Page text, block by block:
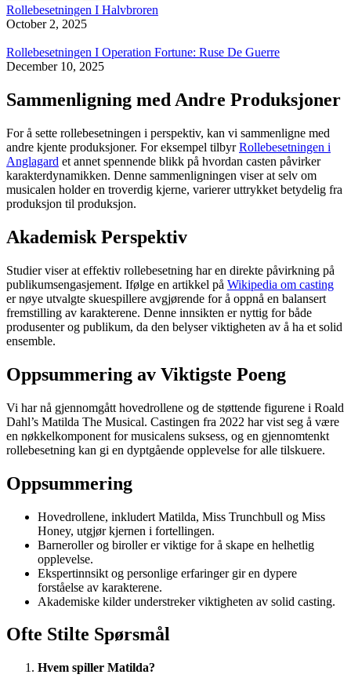
Rollebesetningen I Halvbroren
October 2, 2025
Rollebesetningen I Operation Fortune: Ruse De Guerre
December 10, 2025
Sammenligning med Andre Produksjoner
For å sette rollebesetningen i perspektiv, kan vi sammenligne med
andre kjente produksjoner. For eksempel tilbyrRollebesetningen i
Anglagard et annet spennende blikk på hvordan casten påvirker
karakterdynamikken. Denne sammenligningen viser at selv om
musicalen holder en troverdig kjerne, varierer uttrykket betydelig fra
produksjon til produksjon.
Akademisk Perspektiv
Studier viser at effektiv rollebesetning har en direkte påvirkning på
publikumsengasjement. Ifølge en artikkel på Wikipedia om casting
er nøye utvalgte skuespillere avgjørende for å oppnå en balansert
fremstilling av karakterene. Denne innsikten er nyttig for både
produsenter og publikum, da den belyser viktigheten av å ha et solid
ensemble.
Oppsummering av Viktigste Poeng
Vi har nå gjennomgått hovedrollene og de støttende figurene i Roald
Dahl’s Matilda The Musical. Castingen fra 2022 har vist seg å være
en nøkkelkomponent for musicalens suksess, og en gjennomtenkt
rollebesetning kan gi en dyptgående opplevelse for alle tilskuere.
Oppsummering
Hovedrollene, inkludert Matilda, Miss Trunchbull og Miss
Honey, utgjør kjernen i fortellingen.
Barneroller og biroller er viktige for å skape en helhetlig
opplevelse.
Ekspertinnsikt og personlige erfaringer gir en dypere
forståelse av karakterene.
Akademiske kilder understreker viktigheten av solid casting.
Ofte Stilte Spørsmål
Hvem spiller Matilda?